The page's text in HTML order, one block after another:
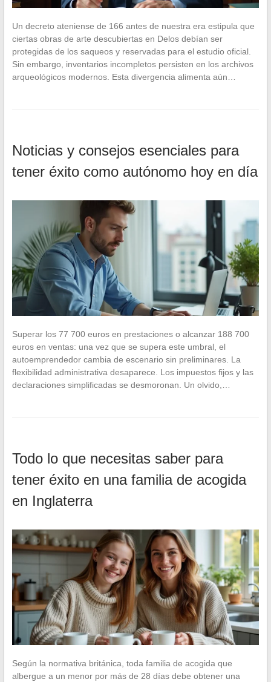
Un decreto ateniense de 166 antes de nuestra era estipula que
ciertas obras de arte descubiertas en Delos debían ser
protegidas de los saqueos y reservadas para el estudio oficial.
Sin embargo, inventarios incompletos persisten en los archivos
arqueológicos modernos. Esta divergencia alimenta aún…
Noticias y consejos esenciales para
tener éxito como autónomo hoy en día
Superar los 77 700 euros en prestaciones o alcanzar 188 700
euros en ventas: una vez que se supera este umbral, el
autoemprendedor cambia de escenario sin preliminares. La
flexibilidad administrativa desaparece. Los impuestos fijos y las
declaraciones simplificadas se desmoronan. Un olvido,…
Todo lo que necesitas saber para
tener éxito en una familia de acogida
en Inglaterra
Según la normativa británica, toda familia de acogida que
albergue a un menor por más de 28 días debe obtener una